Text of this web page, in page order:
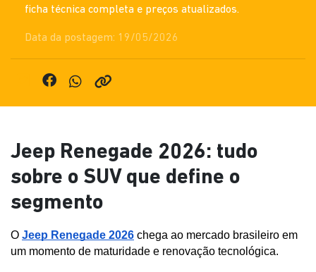
ficha técnica completa e preços atualizados.
Data da postagem: 19/05/2026
Jeep Renegade 2026: tudo
sobre o SUV que define o
segmento
O Jeep Renegade 2026 chega ao mercado brasileiro em
um momento de maturidade e renovação tecnológica.